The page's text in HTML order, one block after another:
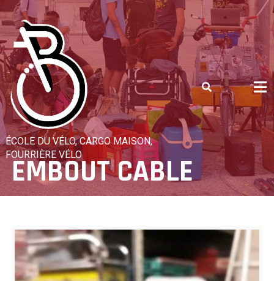
Skip
to
content
ÉCOLE DU VÉLO, CARGO MAISON,
FOURRIÈRE VÉLO
EMBOUT CABLE